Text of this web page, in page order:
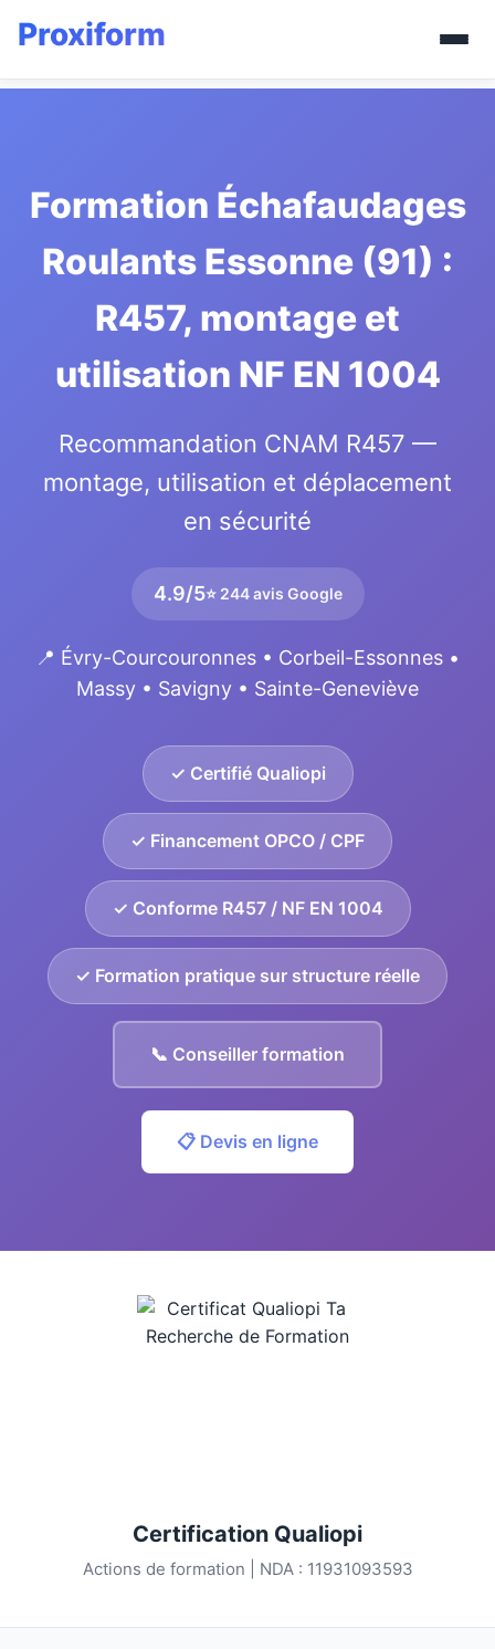
Formation Échafaudages
Roulants Essonne (91) :
R457, montage et
utilisation NF EN 1004
Recommandation CNAM R457 —
montage, utilisation et déplacement
en sécurité
4.9/5⭐ 244 avis Google
📍 Évry-Courcouronnes • Corbeil-Essonnes •
Massy • Savigny • Sainte-Geneviève
✓ Certifié Qualiopi
✓ Financement OPCO / CPF
✓ Conforme R457 / NF EN 1004
✓ Formation pratique sur structure réelle
📞 Conseiller formation
📋 Devis en ligne
Certification Qualiopi
Actions de formation | NDA : 11931093593